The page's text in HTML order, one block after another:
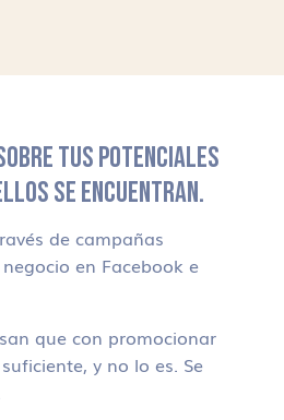
TUS POTENCIALES
SE ENCUENTRAN.
de campañas
en Facebook e
que con promocionar
y no lo es. Se